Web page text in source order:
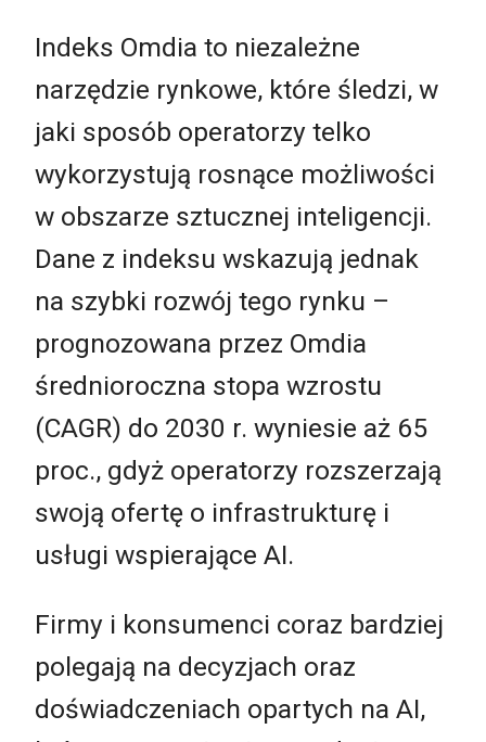
Indeks Omdia to niezależne
narzędzie rynkowe, które śledzi, w
jaki sposób operatorzy telko
wykorzystują rosnące możliwości
w obszarze sztucznej inteligencji.
Dane z indeksu wskazują jednak
na szybki rozwój tego rynku –
prognozowana przez Omdia
średnioroczna stopa wzrostu
(CAGR) do 2030 r. wyniesie aż 65
proc., gdyż operatorzy rozszerzają
swoją ofertę o infrastrukturę i
usługi wspierające AI.
Firmy i konsumenci coraz bardziej
polegają na decyzjach oraz
doświadczeniach opartych na AI,